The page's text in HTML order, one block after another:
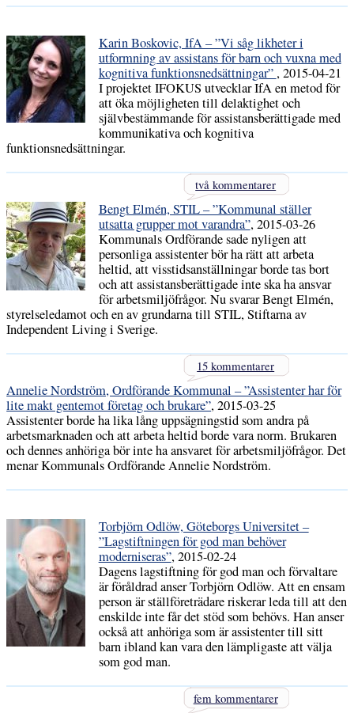
Karin Boskovic, IfA – ”Vi såg likheter i
utformning av assistans för barn och vuxna med
kognitiva funktionsnedsättningar” , 2015-04-21
I projektet IFOKUS utvecklar IfA en metod för
att öka möjligheten till delaktighet och
självbestämmande för assistansberättigade med
kommunikativa och kognitiva
funktionsnedsättningar.
två kommentarer
Bengt Elmén, STIL – ”Kommunal ställer
utsatta grupper mot varandra”, 2015-03-26
Kommunals Ordförande sade nyligen att
personliga assistenter bör ha rätt att arbeta
heltid, att visstidsanställningar borde tas bort
och att assistansberättigade inte ska ha ansvar
för arbetsmiljöfrågor. Nu svarar Bengt Elmén,
styrelseledamot och en av grundarna till STIL, Stiftarna av
Independent Living i Sverige.
15 kommentarer
Annelie Nordström, Ordförande Kommunal – ”Assistenter har för
lite makt gentemot företag och brukare”, 2015-03-25
Assistenter borde ha lika lång uppsägningstid som andra på
arbetsmarknaden och att arbeta heltid borde vara norm. Brukaren
och dennes anhöriga bör inte ha ansvaret för arbetsmiljöfrågor. Det
menar Kommunals Ordförande Annelie Nordström.
Torbjörn Odlöw, Göteborgs Universitet –
”Lagstiftningen för god man behöver
moderniseras”, 2015-02-24
Dagens lagstiftning för god man och förvaltare
är föråldrad anser Torbjörn Odlöw. Att en ensam
person är ställföreträdare riskerar leda till att den
enskilde inte får det stöd som behövs. Han anser
också att anhöriga som är assistenter till sitt
barn ibland kan vara den lämpligaste att välja
som god man.
fem kommentarer